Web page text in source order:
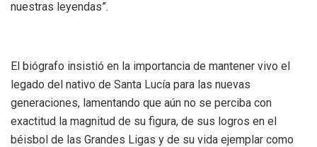
nuestras leyendas”.
El biógrafo insistió en la importancia de mantener vivo el
legado del nativo de Santa Lucía para las nuevas
generaciones, lamentando que aún no se perciba con
exactitud la magnitud de su figura, de sus logros en el
béisbol de las Grandes Ligas y de su vida ejemplar como